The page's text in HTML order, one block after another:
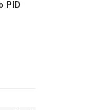
PID